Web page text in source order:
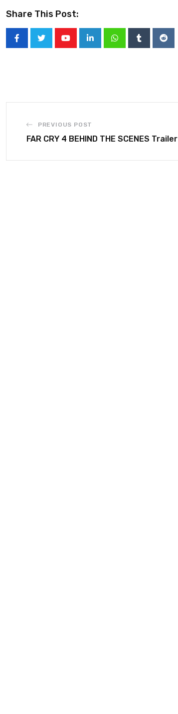
Share This Post:
PREVIOUS POST
FAR CRY 4 BEHIND THE SCENES Trailer